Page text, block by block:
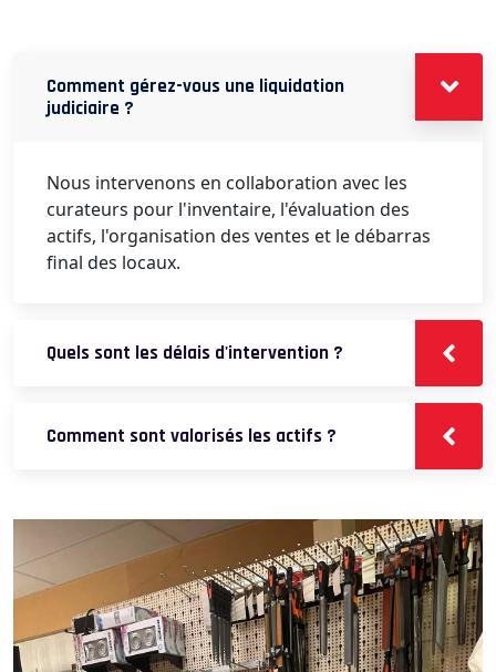
Comment gérez-vous une liquidation
judiciaire ?
Nous intervenons en collaboration avec les
curateurs pour l'inventaire, l'évaluation des
actifs, l'organisation des ventes et le débarras
final des locaux.
Quels sont les délais d'intervention ?
Comment sont valorisés les actifs ?